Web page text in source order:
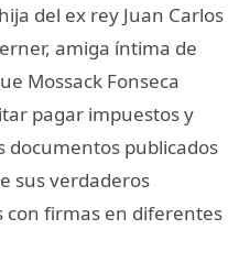
del ex rey Juan Carlos
amiga íntima de
Mossack Fonseca
pagar impuestos y
documentos publicados
sus verdaderos
con firmas en diferentes